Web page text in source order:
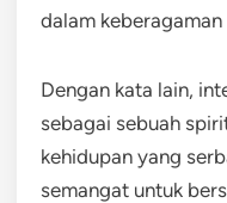
dalam
Dengan kata lain,
sebagai sebuah
kehidupan yang
semangat untuk